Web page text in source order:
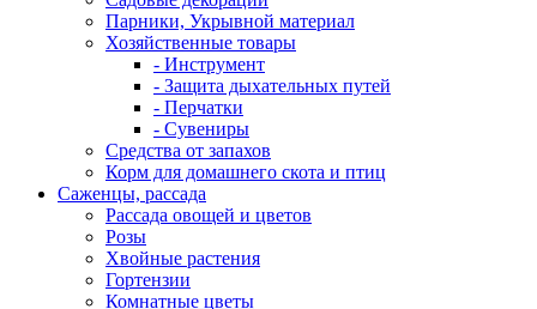
Парники, Укрывной материал
Хозяйственные товары
- Инструмент
- Защита дыхательных путей
- Перчатки
- Сувениры
Средства от запахов
Корм для домашнего скота и птиц
Саженцы, рассада
Рассада овощей и цветов
Розы
Хвойные растения
Гортензии
Комнатные цветы